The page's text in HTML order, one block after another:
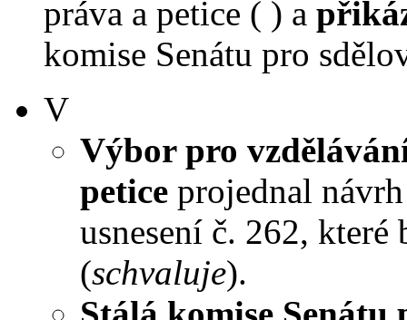
práva a petice ( ) a
komise Senátu pro
V
Výbor pro
petice projednal
usnesení č. 262,
(schvaluje).